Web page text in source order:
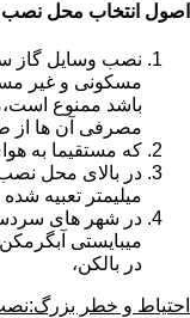
اصول انتخاب محل نصب
نصب وسایل گاز
باشد ممنوع
مصرفی آن ها از
که مستقیما به
میلیمتر تعبیه
در شهر های
میبایستی
در بالکن،
احتیاط و خطر